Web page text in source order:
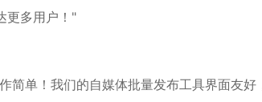
更多用户！"
简单！我们的自媒体批量发布工具界面友